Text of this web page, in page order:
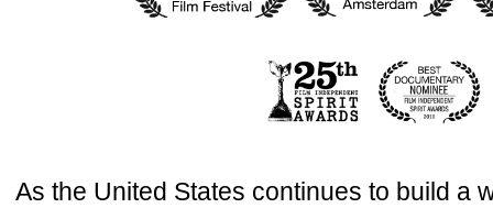
As the United States continues to build a